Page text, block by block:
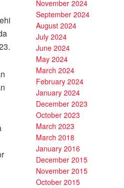
November 2024
September 2024
August 2024
July 2024
June 2024
May 2024
March 2024
February 2024
January 2024
December 2023
October 2023
March 2023
March 2018
January 2016
December 2015
November 2015
October 2015